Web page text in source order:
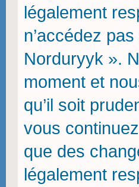
légalement
n’accédez
Norduryyk ».
moment et
qu’il soit
vous
que des
légalement